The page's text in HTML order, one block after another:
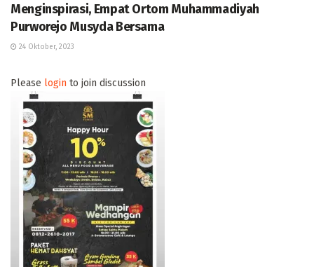
Menginspirasi, Empat Ortom Muhammadiyah
Purworejo Musyda Bersama
24 Oktober, 2023
Please login to join discussion